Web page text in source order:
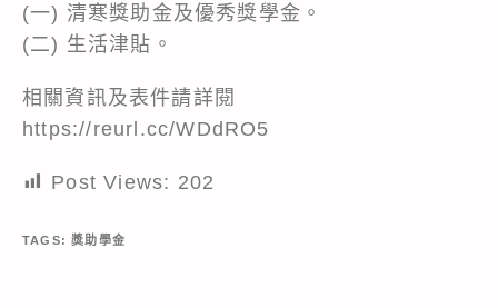
(一) 清寒獎助金及優秀獎學金。
(二) 生活津貼。
相關資訊及表件請詳閱
https://reurl.cc/WDdRO5
Post Views: 202
TAGS:獎助學金